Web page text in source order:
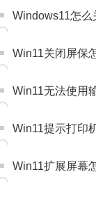
Windows11怎
Win11关闭屏保
Win11无法使用
Win11提示打印
Win11扩展屏幕